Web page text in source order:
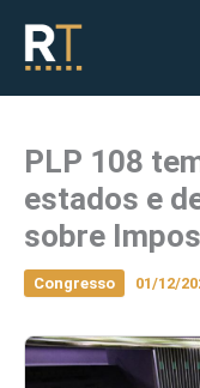
conteúdo
PLP 108
estados e
sobre
Congresso 01/12/